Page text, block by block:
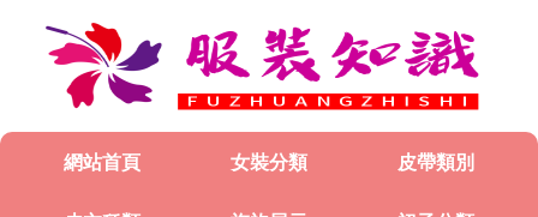
網站首頁 女裝分類 皮帶類別